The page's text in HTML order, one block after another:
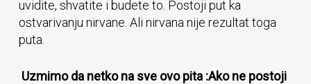
uvidite, shvatite i budete to. Postoji put ka
ostvarivanju nirvane. Ali nirvana nije rezultat toga
puta.
Uzmimo da netko na sve ovo pita :Ako ne postoji